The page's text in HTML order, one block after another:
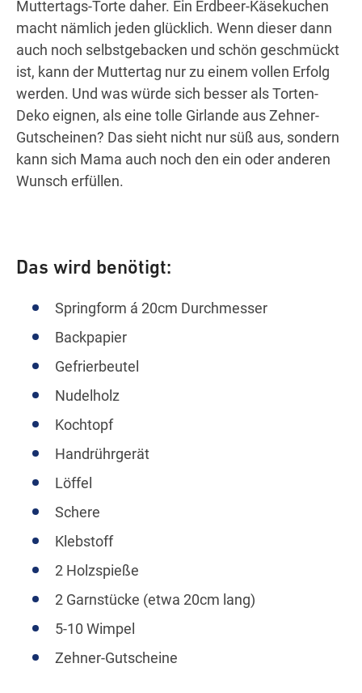
Muttertags-Torte daher. Ein Erdbeer-Käsekuchen
macht nämlich jeden glücklich. Wenn dieser dann
auch noch selbstgebacken und schön geschmückt
ist, kann der Muttertag nur zu einem vollen Erfolg
werden. Und was würde sich besser als Torten-
Deko eignen, als eine tolle Girlande aus Zehner-
Gutscheinen? Das sieht nicht nur süß aus, sondern
kann sich Mama auch noch den ein oder anderen
Wunsch erfüllen.
Das wird benötigt:
Springform á 20cm Durchmesser
Backpapier
Gefrierbeutel
Nudelholz
Kochtopf
Handrührgerät
Löffel
Schere
Klebstoff
2 Holzspieße
2 Garnstücke (etwa 20cm lang)
5-10 Wimpel
Zehner-Gutscheine